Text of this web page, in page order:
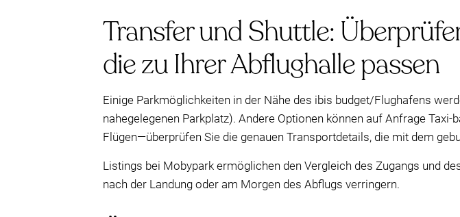
Transfer und Shuttle:
die zu Ihrer Abflughalle passen
Einige Parkmöglichkeiten in der Nähe des ibis budget/Flughafens
nahegelegenen Parkplatz). Andere Optionen können auf Anfrage
Flügen—überprüfen Sie die genauen Transportdetails, die mit dem
Listings bei Mobypark ermöglichen den Vergleich des Zugangs und
nach der Landung oder am Morgen des Abflugs verringern.